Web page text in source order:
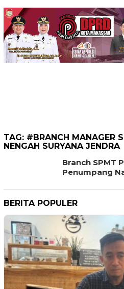
TAG: #BRANCH MANAGER
NENGAH SURYANA JENDRA
Branch SPMT
Penumpang
BERITA POPULER